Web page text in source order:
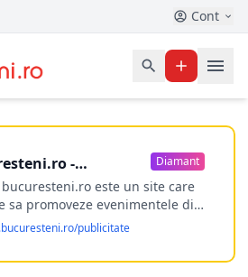
Cont
-
online
Diamant
este un site care
sa promoveze evenimentele din
si nu numai, sa puna la
utilizatorului cea mai
harta electronica a
publicitate